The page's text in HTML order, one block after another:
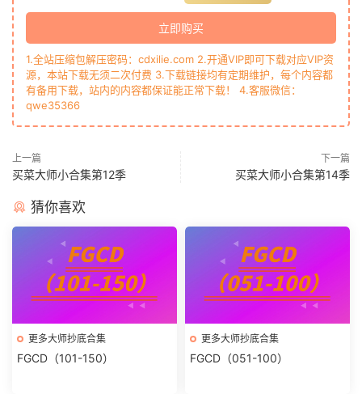
立即购买
1.全站压缩包解压密码：cdxilie.com 2.开通VIP即可下载对应VIP资
源，本站下载无须二次付费 3.下载链接均有定期维护，每个内容都
有备用下载，站内的内容都保证能正常下载！ 4.客服微信：
qwe35366
上一篇
买菜大师小合集第12季
下一篇
买菜大师小合集第14季
猜你喜欢
更多大师抄底合集
FGCD（101-150）
更多大师抄底合集
FGCD（051-100）